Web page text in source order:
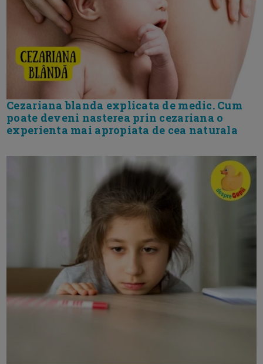
Cezariana blanda explicata de medic. Cum
poate deveni nasterea prin cezariana o
experienta mai apropiata de cea naturala